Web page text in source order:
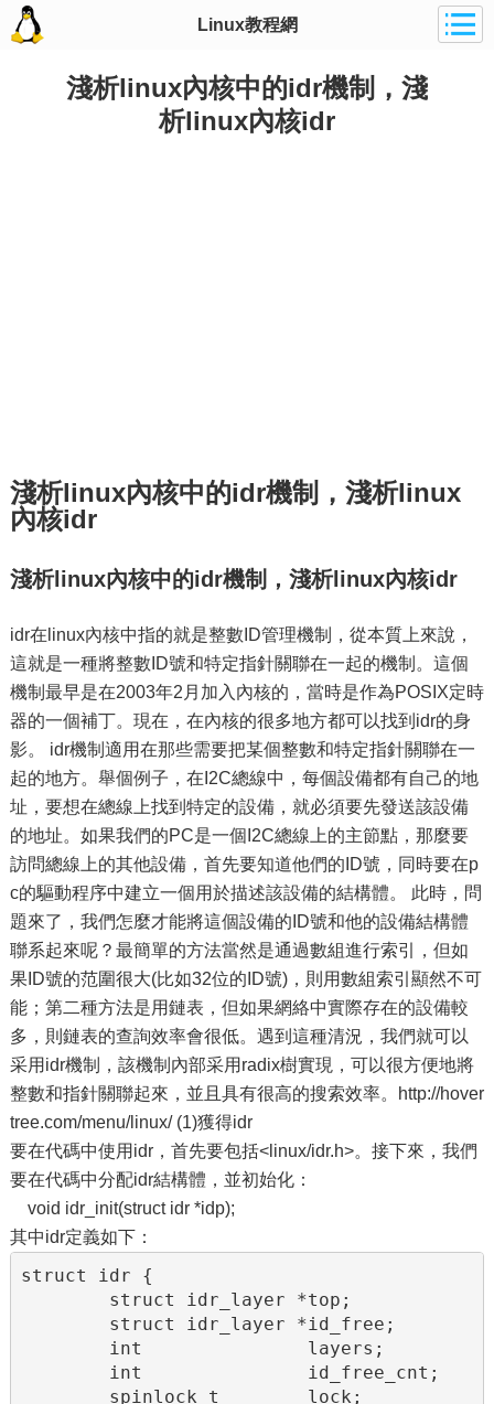
Linux教程網
淺析linux內核中的idr機制，淺
析linux內核idr
淺析linux內核中的idr機制，淺析linux
內核idr
淺析linux內核中的idr機制，淺析linux內核idr
idr在linux內核中指的就是整數ID管理機制，從本質上來說，
這就是一種將整數ID號和特定指針關聯在一起的機制。這個
機制最早是在2003年2月加入內核的，當時是作為POSIX定時
器的一個補丁。現在，在內核的很多地方都可以找到idr的身
影。 idr機制適用在那些需要把某個整數和特定指針關聯在一
起的地方。舉個例子，在I2C總線中，每個設備都有自己的地
址，要想在總線上找到特定的設備，就必須要先發送該設備
的地址。如果我們的PC是一個I2C總線上的主節點，那麼要
訪問總線上的其他設備，首先要知道他們的ID號，同時要在p
c的驅動程序中建立一個用於描述該設備的結構體。 此時，問
題來了，我們怎麼才能將這個設備的ID號和他的設備結構體
聯系起來呢？最簡單的方法當然是通過數組進行索引，但如
果ID號的范圍很大(比如32位的ID號)，則用數組索引顯然不可
能；第二種方法是用鏈表，但如果網絡中實際存在的設備較
多，則鏈表的查詢效率會很低。遇到這種清況，我們就可以
采用idr機制，該機制內部采用radix樹實現，可以很方便地將
整數和指針關聯起來，並且具有很高的搜索效率。http://hover
tree.com/menu/linux/ (1)獲得idr
要在代碼中使用idr，首先要包括<linux/idr.h>。接下來，我們
要在代碼中分配idr結構體，並初始化：
void idr_init(struct idr *idp);
其中idr定義如下：
struct idr {
        struct idr_layer *top;
        struct idr_layer *id_free;
        int               layers;
        int               id_free_cnt;
        spinlock_t        lock;